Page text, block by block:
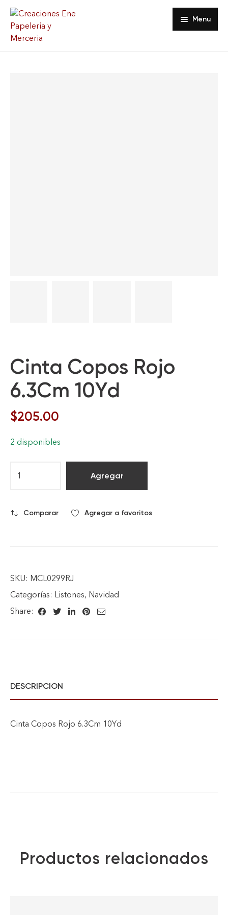
Menu
Cinta Copos Rojo
6.3Cm 10Yd
$205.00
2 disponibles
Agregar
Comparar Agregar a favoritos
SKU: MCL0299RJ
Categorías: Listones, Navidad
Share:
DESCRIPCION
Cinta Copos Rojo 6.3Cm 10Yd
Productos relacionados